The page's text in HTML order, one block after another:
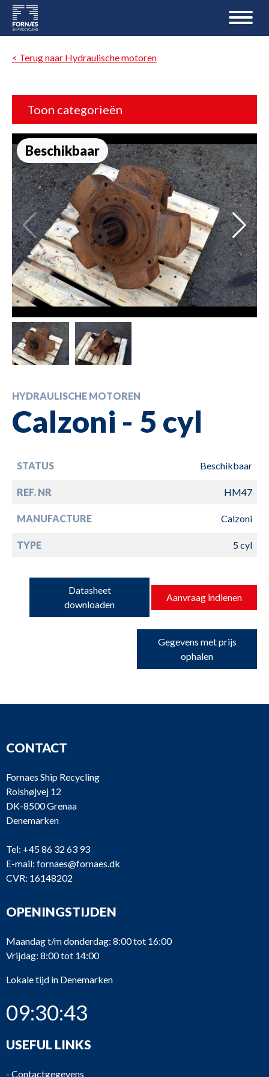
< Terug naar Hydraulische motoren
Toon categorieën
Beschikbaar
HYDRAULISCHE MOTOREN
Calzoni - 5 cyl
STATUS Beschikbaar
REF. NR HM47
MANUFACTURE Calzoni
TYPE 5 cyl
Datasheet
downloaden
Aanvraag indienen
Gegevens met prijs
ophalen
CONTACT
Fornaes Ship Recycling
Rolshøjvej 12
DK-8500 Grenaa
Denemarken
Tel: +45 86 32 63 93
E-mail: fornaes@fornaes.dk
CVR: 16148202
OPENINGSTIJDEN
Maandag t/m donderdag: 8:00 tot 16:00
Vrijdag: 8:00 tot 14:00
Lokale tijd in Denemarken
09:30:43
USEFUL LINKS
- Contactgegevens